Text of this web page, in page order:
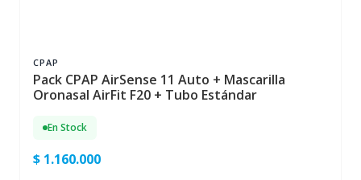
CPAP
Pack CPAP AirSense 11 Auto + Mascarilla
Oronasal AirFit F20 + Tubo Estándar
En Stock
$ 1.160.000